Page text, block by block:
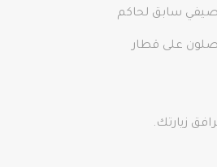
صيفي سابق لحاكم
على قطار
زيارتك.